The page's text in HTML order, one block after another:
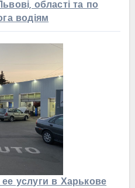
області та по
водіям
услуги в Харькове